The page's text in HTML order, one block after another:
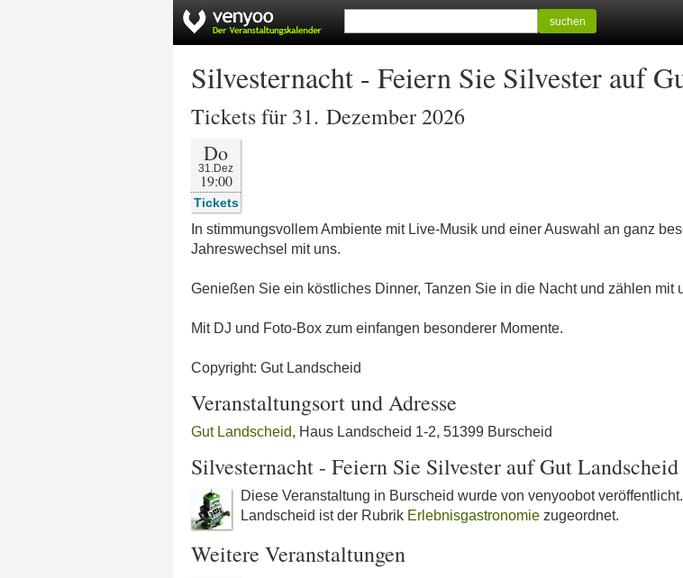
suchen
Silvesternacht - Feiern Sie Silvester auf
Tickets für 31. Dezember 2026
Do
31.Dez
19:00
Tickets
In stimmungsvollem Ambiente mit Live-Musik und einer Auswahl an ganz
Jahreswechsel mit uns.
Genießen Sie ein köstliches Dinner, Tanzen Sie in die Nacht und zählen mit
Mit DJ und Foto-Box zum einfangen besonderer Momente.
Copyright: Gut Landscheid
Veranstaltungsort und Adresse
Gut Landscheid, Haus Landscheid 1-2, 51399 Burscheid
Silvesternacht - Feiern Sie Silvester auf Gut Landscheid
Diese Veranstaltung in Burscheid wurde von venyoobot
Landscheid ist der Rubrik Erlebnisgastronomie zugeordnet.
Weitere Veranstaltungen